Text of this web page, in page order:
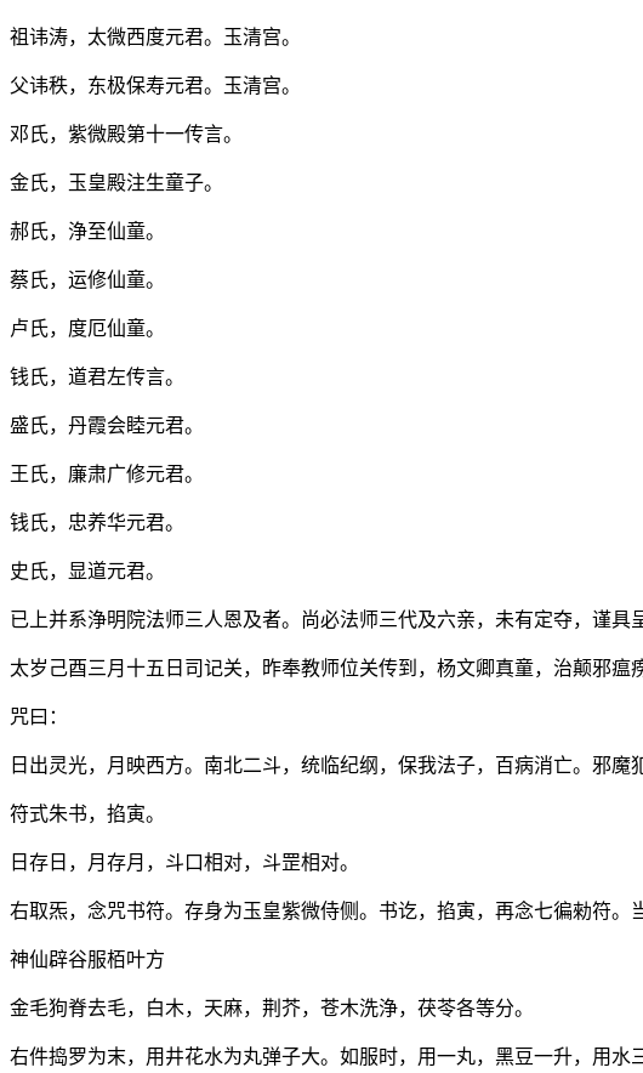
祖讳涛，太微西度元君。玉清宫。
父讳秩，东极保寿元君。玉清宫。
邓氏，紫微殿第十一传言。
金氏，玉皇殿注生童子。
郝氏，浄至仙童。
蔡氏，运修仙童。
卢氏，度厄仙童。
钱氏，道君左传言。
盛氏，丹霞会睦元君。
王氏，廉肃广修元君。
钱氏，忠养华元君。
史氏，显道元君。
已上并系浄明院法师三人恩及者。尚必法师三代及六亲，未有定夺，谨具
太岁己酉三月十五日司记关，昨奉教师位关传到，杨文卿真童，治颠邪
咒曰：
日出灵光，月映西方。南北二斗，统临纪纲，保我法子，百病消亡。邪魔
符式朱书，掐寅。
日存日，月存月，斗口相对，斗罡相对。
右取炁，念咒书符。存身为玉皇紫微侍侧。书讫，掐寅，再念七徧勑符
神仙辟谷服栢叶方
金毛狗脊去毛，白木，天麻，荆芥，苍木洗浄，茯苓各等分。
右件捣罗为末，用井花水为丸弹子大。如服时，用一丸，黑豆一升，用